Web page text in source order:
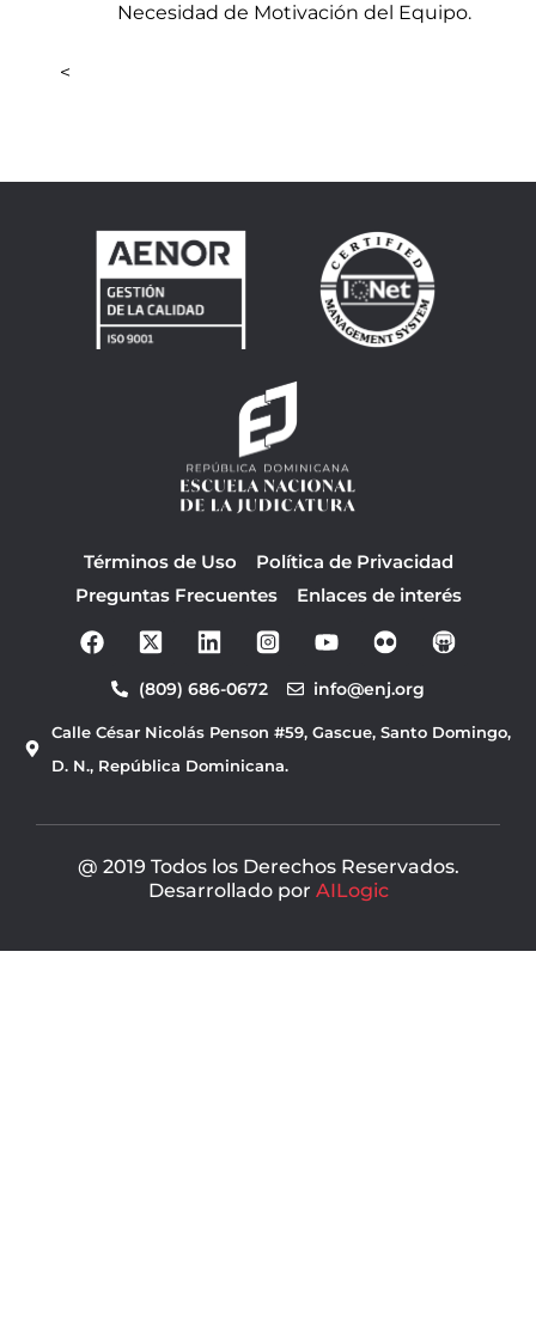
Necesidad de Motivación del Equipo.
<
Términos de Uso
Política de Privacidad
Preguntas Frecuentes
Enlaces de interés
F
a
b
o
o
o
t
b
(809) 686-0672 info@enj.org
Calle César Nicolás Penson #59, Gascue, Santo Domingo,
D. N., República Dominicana.
@ 2019 Todos los Derechos Reservados.
Desarrollado por AILogic